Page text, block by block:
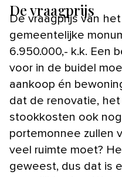
De vraagprijs
De vraagprijs van
gemeentelijke
6.950.000,- k.k. Een
voor in de buidel
aankoop én
dat de renovatie,
stookkosten ook
portemonnee zullen
veel ruimte moet?
geweest, dus dat is